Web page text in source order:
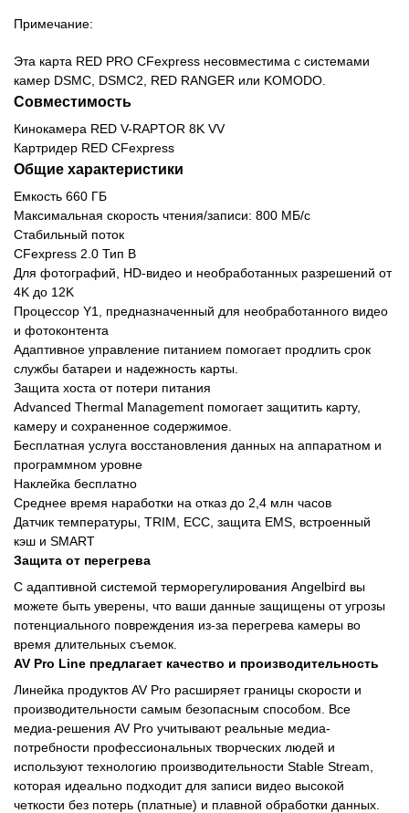
Примечание:
Эта карта RED PRO CFexpress несовместима с системами
камер DSMC, DSMC2, RED RANGER или KOMODO.
Совместимость
Кинокамера RED V-RAPTOR 8K VV
Картридер RED CFexpress
Общие характеристики
Емкость 660 ГБ
Максимальная скорость чтения/записи: 800 МБ/с
Стабильный поток
CFexpress 2.0 Тип B
Для фотографий, HD-видео и необработанных разрешений от
4K до 12K
Процессор Y1, предназначенный для необработанного видео
и фотоконтента
Адаптивное управление питанием помогает продлить срок
службы батареи и надежность карты.
Защита хоста от потери питания
Advanced Thermal Management помогает защитить карту,
камеру и сохраненное содержимое.
Бесплатная услуга восстановления данных на аппаратном и
программном уровне
Наклейка бесплатно
Среднее время наработки на отказ до 2,4 млн часов
Датчик температуры, TRIM, ECC, защита EMS, встроенный
кэш и SMART
Защита от перегрева
С адаптивной системой терморегулирования Angelbird вы
можете быть уверены, что ваши данные защищены от угрозы
потенциального повреждения из-за перегрева камеры во
время длительных съемок.
AV Pro Line предлагает качество и производительность
Линейка продуктов AV Pro расширяет границы скорости и
производительности самым безопасным способом. Все
медиа-решения AV Pro учитывают реальные медиа-
потребности профессиональных творческих людей и
используют технологию производительности Stable Stream,
которая идеально подходит для записи видео высокой
четкости без потерь (платные) и плавной обработки данных.